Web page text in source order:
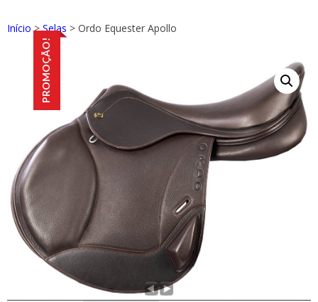
Início >Selas > Ordo Equester Apollo
PROMOÇÃO!